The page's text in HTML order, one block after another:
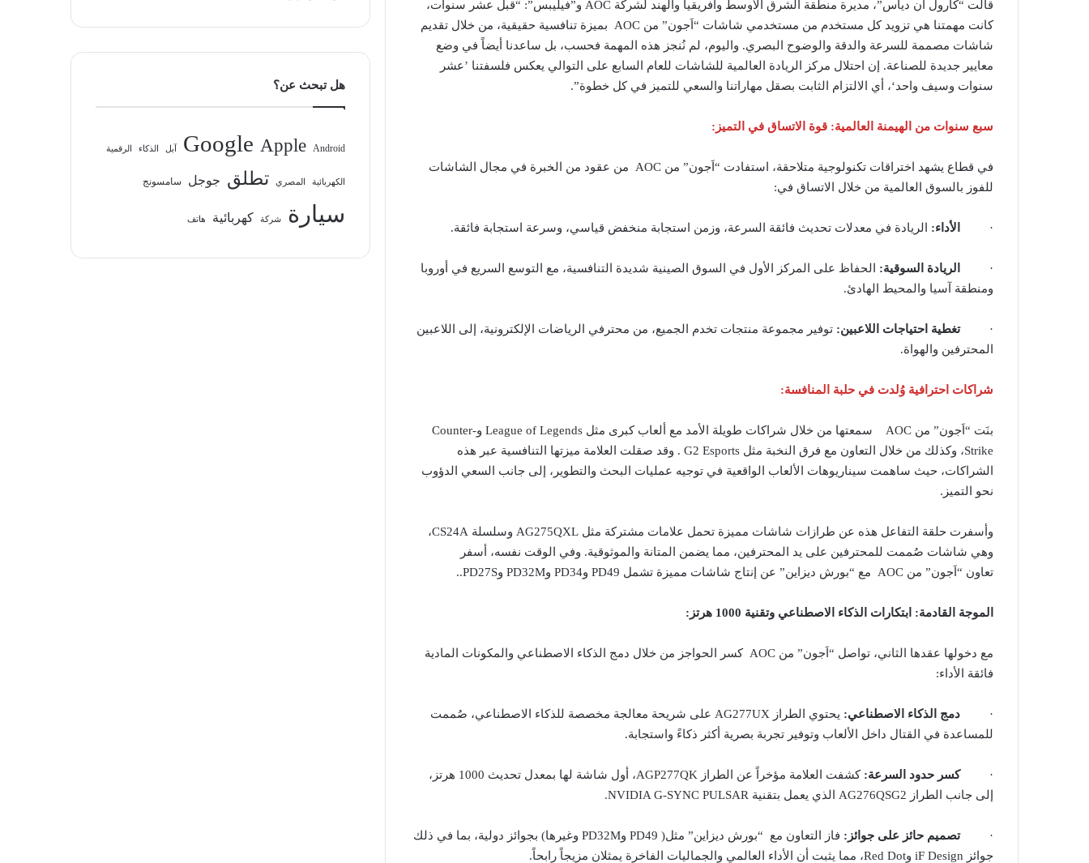
قالت “كارول آن دياس”، مديرة منطقة الشرق الأوسط وأفريقيا والهند لشركة AOC و”فيليبس”: “قبل عشر سنوات،
كانت مهمتنا هي تزويد كل مستخدم من مستخدمي شاشات “اَجون” من AOC بميزة تنافسية حقيقية، من خلال تقديم
شاشات مصممة للسرعة والدقة والوضوح البصري. واليوم، لم نُنجز هذه المهمة فحسب، بل ساعدنا أيضاً في وضع
معايير جديدة للصناعة. إن احتلال مركز الريادة العالمية للشاشات للعام السابع على التوالي يعكس فلسفتنا ’عشر
سنوات وسيف واحد‘، أي الالتزام الثابت بصقل مهاراتنا والسعي للتميز في كل خطوة”.
سبع سنوات من الهيمنة العالمية: قوة الاتساق في التميز :
في قطاع يشهد اختراقات تكنولوجية متلاحقة، استفادت “اَجون” من AOC من عقود من الخبرة في مجال الشاشات
للفوز بالسوق العالمية من خلال الاتساق في:
· الأداء: الريادة في معدلات تحديث فائقة السرعة، وزمن استجابة منخفض قياسي، وسرعة استجابة فائقة.
· الريادة السوقية: الحفاظ على المركز الأول في السوق الصينية شديدة التنافسية، مع التوسع السريع في أوروبا
ومنطقة آسيا والمحيط الهادئ.
·تغطية احتياجات اللاعبين: توفير مجموعة منتجات تخدم الجميع، من محترفي الرياضات الإلكترونية، إلى اللاعبين
المحترفين والهواة.
شراكات احترافية وُلدت في حلبة المنافسة:
بنَت “اَجون” من AOC سمعتها من خلال شراكات طويلة الأمد مع ألعاب كبرى مثل League of Legends وCounter-
Strike، وكذلك من خلال التعاون مع فرق النخبة مثل G2 Esports . وقد صقلت العلامة ميزتها التنافسية عبر هذه
الشراكات، حيث ساهمت سيناريوهات الألعاب الواقعية في توجيه عمليات البحث والتطوير، إلى جانب السعي الدؤوب
نحو التميز.
وأسفرت حلقة التفاعل هذه عن طرازات شاشات مميزة تحمل علامات مشتركة مثل AG275QXL وسلسلة CS24A،
وهي شاشات صُممت للمحترفين على يد المحترفين، مما يضمن المتانة والموثوقية. وفي الوقت نفسه، أسفر
تعاون “اَجون” من AOC مع “بورش ديزاين” عن إنتاج شاشات مميزة تشمل PD49 وPD34 وPD32M وPD27S..
الموجة القادمة: ابتكارات الذكاء الاصطناعي وتقنية 1000 هرتز :
مع دخولها عقدها الثاني، تواصل “اَجون” من AOC كسر الحواجز من خلال دمج الذكاء الاصطناعي والمكونات المادية
فائقة الأداء:
· دمج الذكاء الاصطناعي:
يحتوي الطراز AG277UX على شريحة معالجة مخصصة للذكاء الاصطناعي، صُممت
للمساعدة في القتال داخل الألعاب وتوفير تجربة بصرية أكثر ذكاءً واستجابة.
·كسر حدود السرعة:
كشفت العلامة مؤخراً عن الطراز AGP277QK، أول شاشة لها بمعدل تحديث 1000 هرتز،
إلى جانب الطراز AG276QSG2 الذي يعمل بتقنية NVIDIA G-SYNC PULSAR.
·تصميم حائز على جوائز:
فاز التعاون مع “بورش ديزاين” مثل( PD49 وPD32M وغيرها) بجوائز دولية، بما في ذلك
جوائز iF Design وRed Dot، مما يثبت أن الأداء العالمي والجماليات الفاخرة يمثلان مزيجاً رابحاً.
هل تبحث عن؟
Android
Apple
Google آبل الذكاء الرقمية
الكهربائية المصري تطلق جوجل سامسونج
سيارة شركة كهربائية هاتف